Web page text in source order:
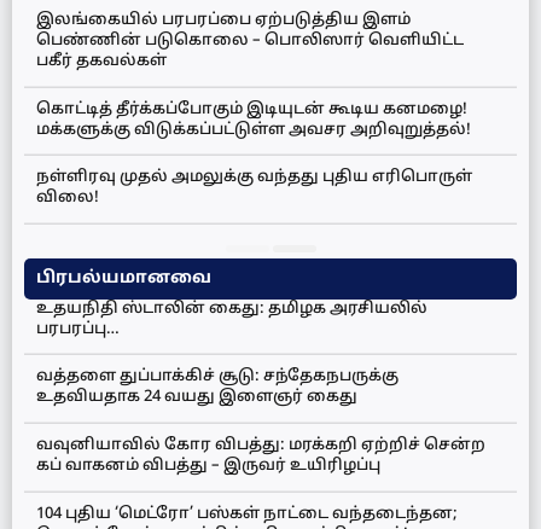
இலங்கையில் பரபரப்பை ஏற்படுத்திய இளம்
பெண்ணின் படுகொலை – பொலிஸார் வெளியிட்ட
பகீர் தகவல்கள்
கொட்டித் தீர்க்கப்போகும் இடியுடன் கூடிய கனமழை!
மக்களுக்கு விடுக்கப்பட்டுள்ள அவசர அறிவுறுத்தல்!
நள்ளிரவு முதல் அமலுக்கு வந்தது புதிய எரிபொருள்
விலை!
பிரபல்யமானவை
உதயநிதி ஸ்டாலின் கைது: தமிழக அரசியலில்
பரபரப்பு…
வத்தளை துப்பாக்கிச் சூடு: சந்தேகநபருக்கு
உதவியதாக 24 வயது இளைஞர் கைது
வவுனியாவில் கோர விபத்து: மரக்கறி ஏற்றிச் சென்ற
கப் வாகனம் விபத்து – இருவர் உயிரிழப்பு
104 புதிய ‘மெட்ரோ’ பஸ்கள் நாட்டை வந்தடைந்தன;